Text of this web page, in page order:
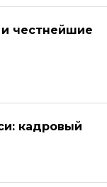
и честнейшие
кадровый